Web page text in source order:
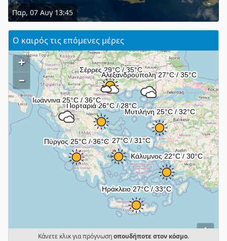
Παρ, 07 Αυγ 13:45
Ο καιρός τις επόμενες μέρες
i
+
–
Κάνετε κλικ για πρόγνωσηοπουδήποτε στον κόσμο.